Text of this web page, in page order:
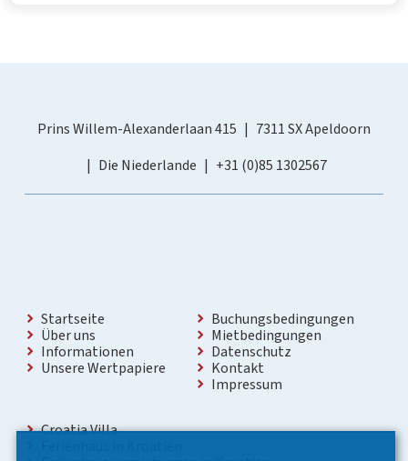
Prins Willem-Alexanderlaan 415
7311 SX Apeldoorn
Die Niederlande
+31 (0)85 1302567
Startseite
Über uns
Informationen
Unsere Wertpapiere
Buchungsbedingungen
Mietbedingungen
Datenschutz
Kontakt
Impressum
Croatia Villa